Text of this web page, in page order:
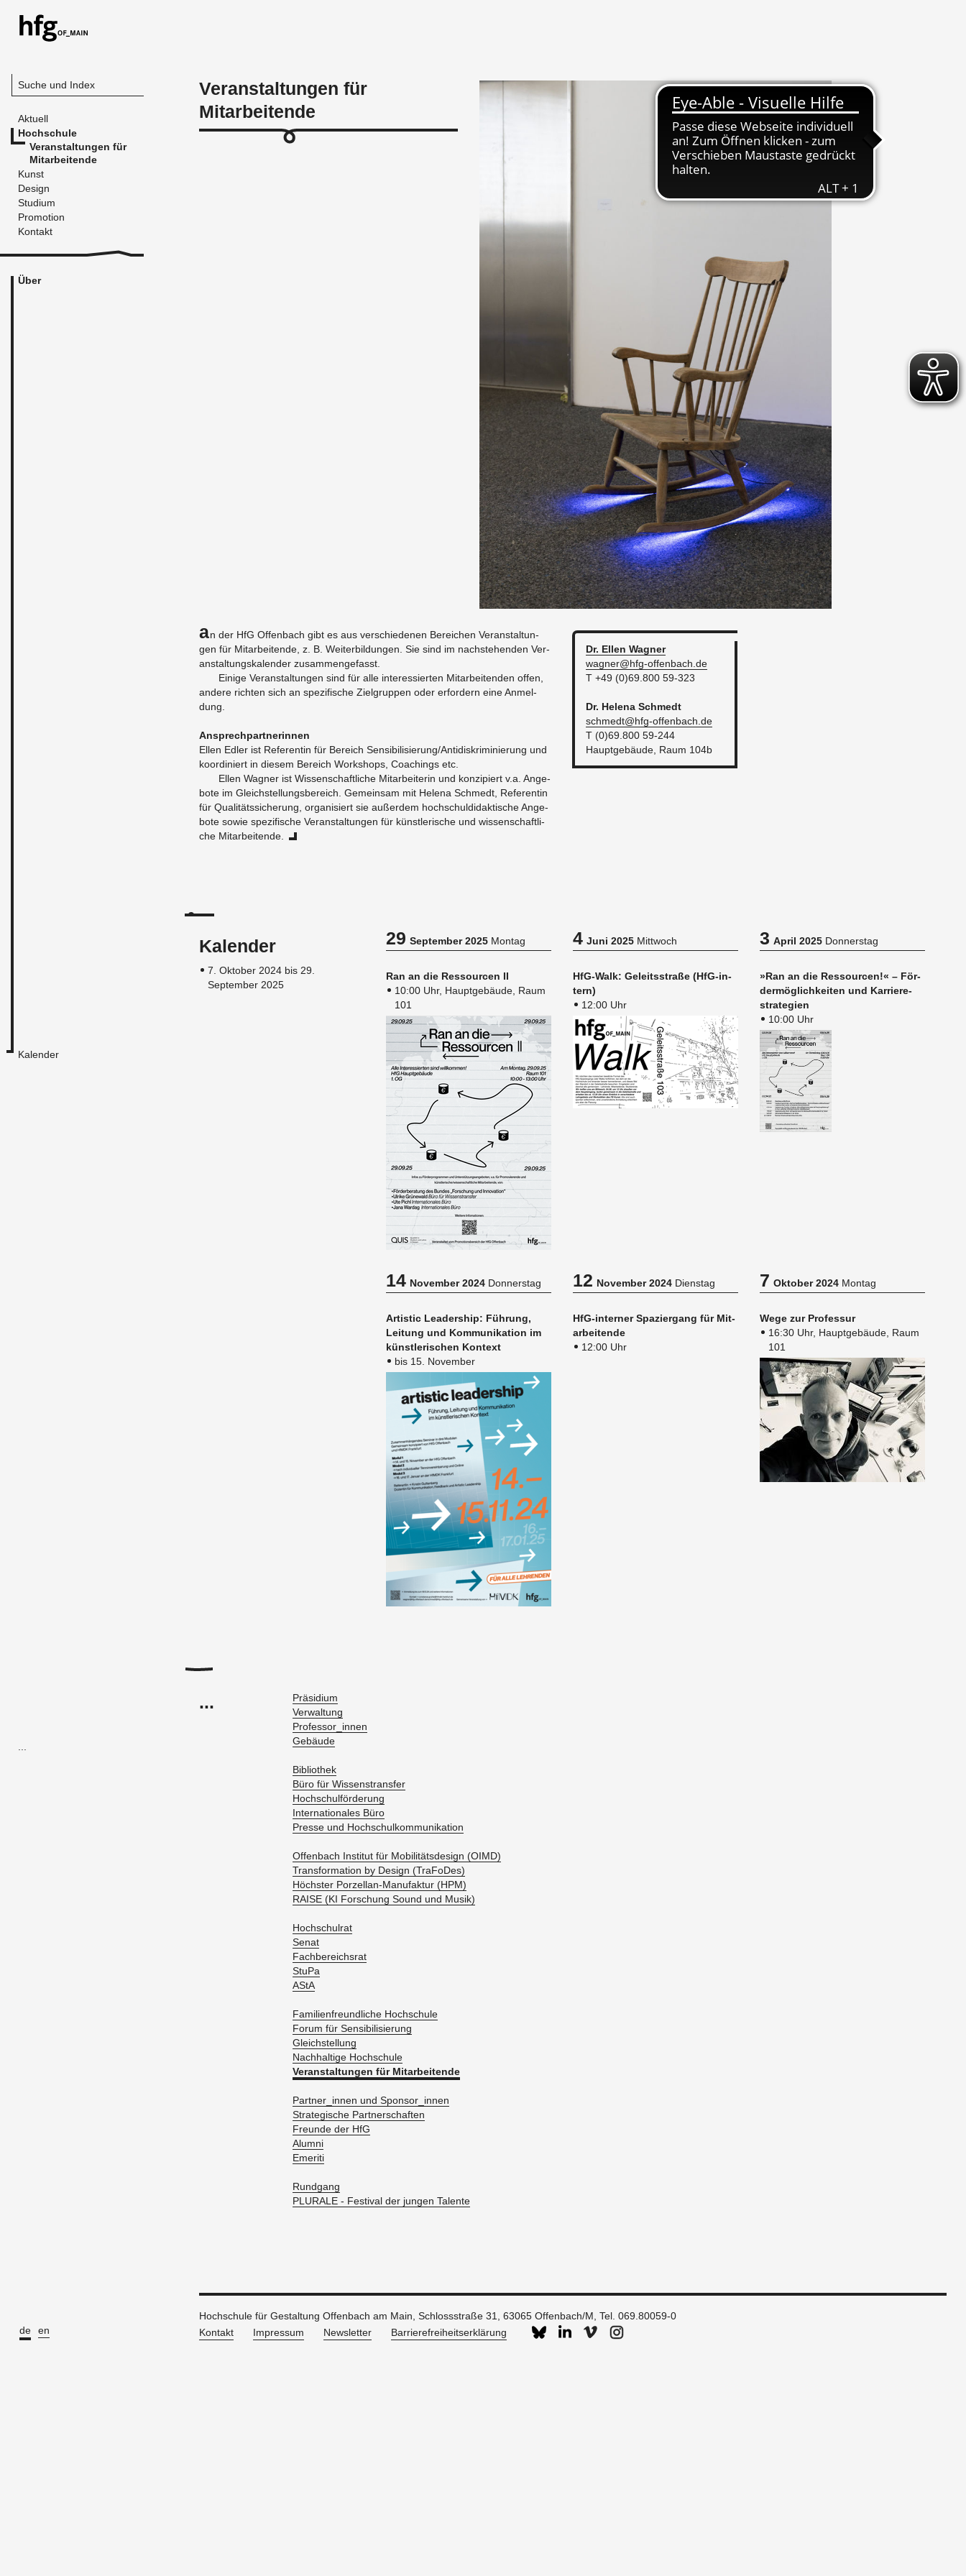
Suche und Index
Aktuell
Hochschule
Veranstaltungen für
Mitarbeitende
Kunst
Design
Studium
Promotion
Kontakt
Über
Kalender
de en
Veranstaltungen für
Mitarbeitende
An der HfG Of­fen­bach gibt es aus ver­schie­de­nen Be­rei­chen Ver­an­stal­tun­
gen für Mit­ar­bei­ten­de, z. B. Wei­ter­bil­dun­gen. Sie sind im nach­ste­hen­den Ver­
an­stal­tungs­ka­len­der zu­sam­men­ge­fasst.
Ei­ni­ge Ver­an­stal­tun­gen sind für alle in­ter­es­sier­ten Mit­ar­bei­ten­den offen,
an­de­re rich­ten sich an spe­zi­fi­sche Ziel­grup­pen oder er­for­dern eine An­mel­
dung.
An­sprech­part­ne­rin­nen
Ellen Edler ist Re­fe­ren­tin für Be­reich Sen­si­bi­li­sie­rung/An­ti­dis­kri­mi­nie­rung und
ko­or­di­niert in die­sem Be­reich Work­shops, Coa­chings etc.
Ellen Wag­ner ist Wis­sen­schaft­li­che Mit­ar­bei­te­rin und kon­zi­piert v.a. An­ge­
bo­te im Gleich­stel­lungs­be­reich. Ge­mein­sam mit He­le­na Schmedt, Re­fe­ren­tin
für Qua­li­täts­si­che­rung, or­ga­ni­siert sie au­ßer­dem hoch­schuld­i­dak­ti­sche An­ge­
bo­te sowie spe­zi­fi­sche Ver­an­stal­tun­gen für künst­le­ri­sche und wis­sen­schaft­li­
che Mit­ar­bei­ten­de.
Dr. Ellen Wag­ner
wag­ner@​hfg-​of­fen­bach.​de
T +49 (0)69.800 59-323
Dr. He­le­na Schmedt
schmed­t@​hfg-​of­fen­bach.​de
T (0)69.800 59-244
Haupt­ge­bäu­de, Raum 104b
Kalender
7. Oktober 2024 bis 29.
September 2025
29September 2025 Montag
Ran an die Res­sour­cen II
10:00 Uhr, Hauptgebäude, Raum
101
4Juni 2025 Mittwoch
HfG-Walk: Ge­leits­stra­ße (HfG-in­
tern)
12:00 Uhr
3April 2025 Donnerstag
»Ran an die Res­sour­cen!« – För­
der­mög­lich­kei­ten und Kar­rie­re­
stra­te­gi­en
10:00 Uhr
14November 2024 Donnerstag
Ar­tis­tic Lea­dership: Füh­rung,
Lei­tung und Kom­mu­ni­ka­ti­on im
künst­le­ri­schen Kon­text
bis 15. November
12November 2024 Dienstag
HfG-in­ter­ner Spa­zier­gang für Mit­
ar­bei­ten­de
12:00 Uhr
7Oktober 2024 Montag
Wege zur Pro­fes­sur
16:30 Uhr, Hauptgebäude, Raum
101
...
Prä­si­di­um
Ver­wal­tung
Pro­fes­sor_in­nen
Ge­bäu­de
Bi­blio­thek
Büro für Wis­sens­trans­fer
Hoch­schul­för­de­rung
In­ter­na­tio­na­les Büro
Pres­se und Hoch­schul­kom­mu­ni­ka­ti­on
Of­fen­bach In­sti­tut für Mo­bi­li­täts­de­sign (OIMD)
Trans­for­ma­ti­on by De­sign (Tra­Fo­Des)
Höchs­ter Por­zel­lan-Ma­nu­fak­tur (HPM)
RAISE (KI For­schung Sound und Musik)
Hoch­schul­rat
Senat
Fach­be­reichs­rat
StuPa
AStA
Fa­mi­li­en­freund­li­che Hoch­schu­le
Forum für Sen­si­bi­li­sie­rung
Gleich­stel­lung
Nach­hal­ti­ge Hoch­schu­le
Ver­an­stal­tun­gen für Mit­ar­bei­ten­de
Part­ner_in­nen und Spon­sor_in­nen
Stra­te­gi­sche Part­ner­schaf­ten
Freun­de der HfG
Alum­ni
Eme­ri­ti
Rund­gang
PLU­RA­LE - Fes­ti­val der jun­gen Ta­len­te
Hochschule für Gestaltung Offenbach am Main, Schlossstraße 31, 63065 Offenbach/M, Tel. 069.80059-0
Kontakt
Impressum Newsletter Barrierefreiheitserklärung